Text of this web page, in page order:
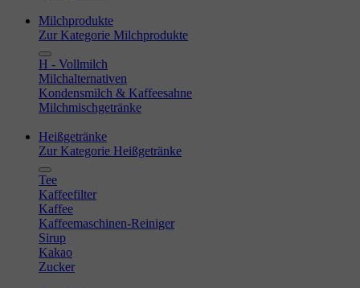
Milchprodukte
Zur Kategorie Milchprodukte
H - Vollmilch
Milchalternativen
Kondensmilch & Kaffeesahne
Milchmischgetränke
Heißgetränke
Zur Kategorie Heißgetränke
Tee
Kaffeefilter
Kaffee
Kaffeemaschinen-Reiniger
Sirup
Kakao
Zucker